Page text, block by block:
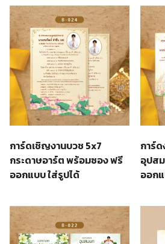
การ์ดเชิญงานบวช 5x7
กระดาษอาร์ต พร้อมซอง ฟรี
ออกแบบ ใส่รูปได้
การ์
อุปส
ออก